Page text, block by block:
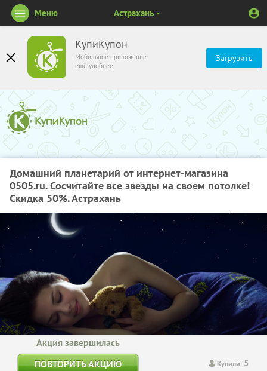
КупиКупон
Мобильное приложение
ещё удобнее
Загрузить
Меню Астрахань
Домашний планетарий от интернет-магазина
0505.ru. Сосчитайте все звезды на своем потолке!
Скидка 50%. Астрахань
Купили: 5
Акция завершилась
ПОВТОРИТЬ АКЦИЮ